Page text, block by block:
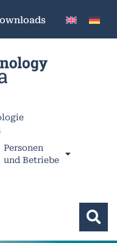
Personen
und Betriebe